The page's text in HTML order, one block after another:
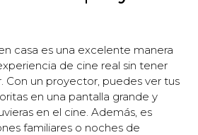
casa es una excelente manera
de cine real sin tener
Con un proyector, puedes ver tus
en una pantalla grande y
en el cine. Además, es
familiares o noches de